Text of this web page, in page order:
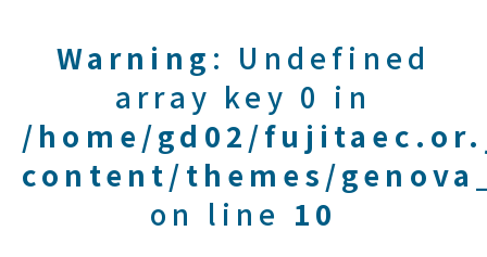
Warning : Undefined
array key 0 in
/home/gd02/
content/themes/
on line 10